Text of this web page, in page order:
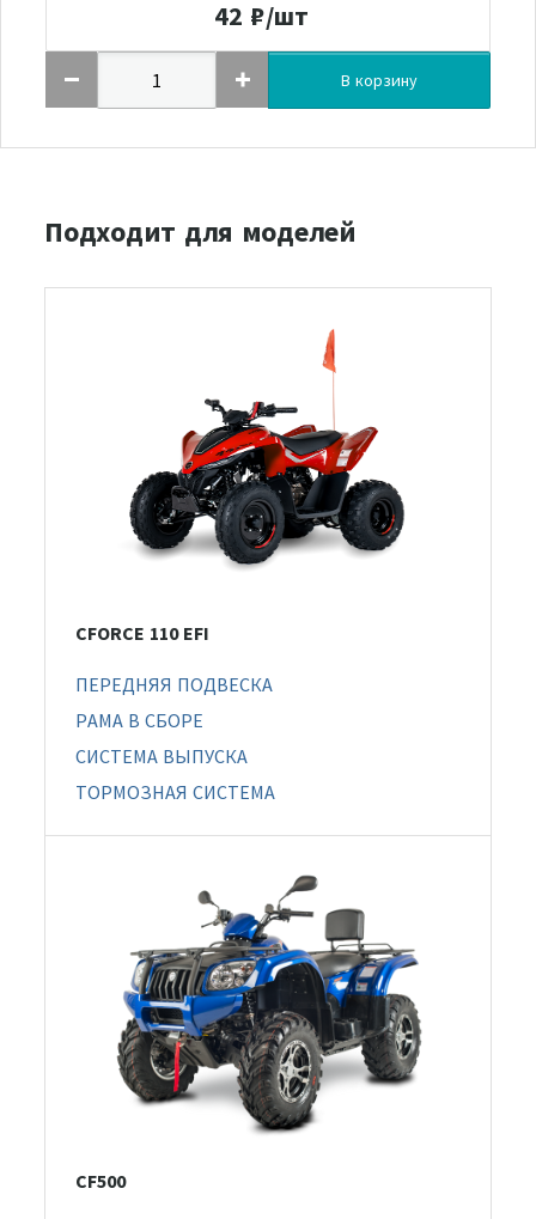
42 ₽/шт
В корзину
Подходит для моделей
CFORCE 110 EFI
ПЕРЕДНЯЯ ПОДВЕСКА
РАМА В СБОРЕ
СИСТЕМА ВЫПУСКА
ТОРМОЗНАЯ СИСТЕМА
CF500